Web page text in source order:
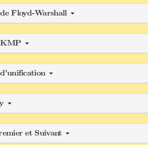
Floyd-Warshall
et Suivant